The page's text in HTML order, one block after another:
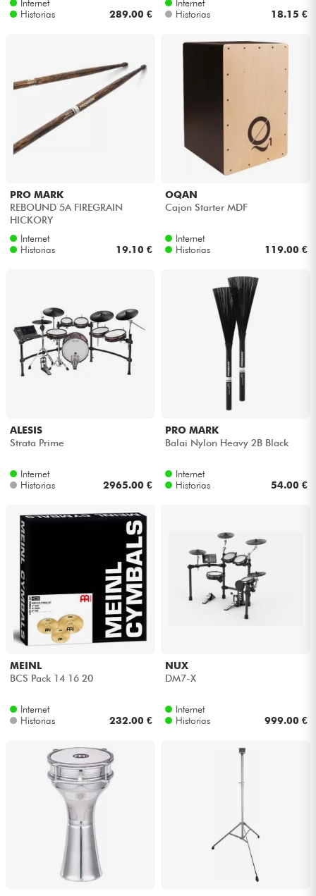
Internet
Historias
289.00 €
Internet
Historias
18.15 €
PRO MARK
REBOUND 5A FIREGRAIN
HICKORY
Internet
Historias
19.10 €
OQAN
Cajon Starter MDF
Internet
Historias
119.00 €
ALESIS
Strata Prime
Internet
Historias
2965.00 €
PRO MARK
Balai Nylon Heavy 2B Black
Internet
Historias
54.00 €
MEINL
BCS Pack 14 16 20
Internet
Historias
232.00 €
NUX
DM7-X
Internet
Historias
999.00 €